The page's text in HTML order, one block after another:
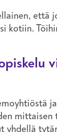
että
kotiin.
mittaisen
yhdellä